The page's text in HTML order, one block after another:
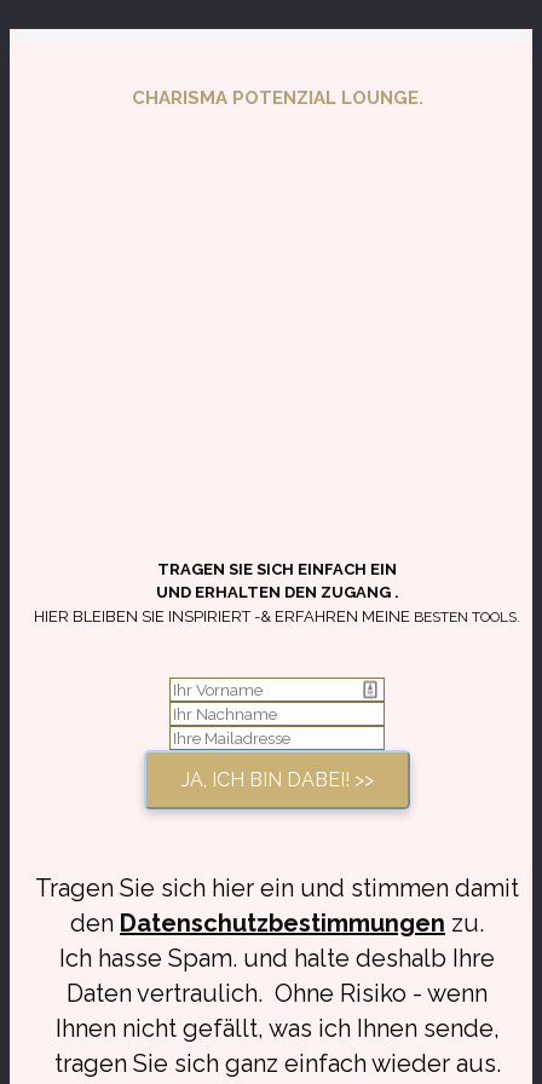
CHARISMA POTENZIAL LOUNGE.
​TRAGEN SIE SICH EINFACH EIN
UND ERHALTEN ​DEN ZUGANG .​
HIER BLEIBEN SIE ​INSPIRIERT-& ERFAHREN​ ​MEINE ​BESTEN TOOLS.
JA, ICH BIN DABEI! >>
​Tragen Sie sich hier ein und stimmen damit
​den Datenschutzbestimmungen zu.
​Ich hasse Spam. und halte deshalb Ihre
Daten vertraulich. ​Ohne Risiko - wenn
Ihnen nicht gefällt, was ich Ihnen sende,
tragen Sie sich ganz einfach wieder aus.